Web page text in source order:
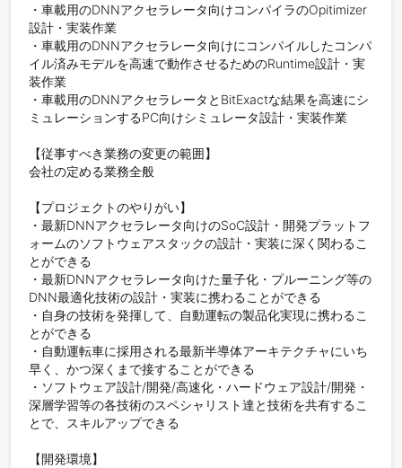
・車載用のDNNアクセラレータ向けコンパイラのOpitimizer
設計・実装作業
・車載用のDNNアクセラレータ向けにコンパイルしたコンパ
イル済みモデルを高速で動作させるためのRuntime設計・実
装作業
・車載用のDNNアクセラレータとBitExactな結果を高速にシ
ミュレーションするPC向けシミュレータ設計・実装作業
【従事すべき業務の変更の範囲】
会社の定める業務全般
【プロジェクトのやりがい】
・最新DNNアクセラレータ向けのSoC設計・開発プラットフ
ォームのソフトウェアスタックの設計・実装に深く関わるこ
とができる
・最新DNNアクセラレータ向けた量子化・プルーニング等の
DNN最適化技術の設計・実装に携わることができる
・自身の技術を発揮して、自動運転の製品化実現に携わるこ
とができる
・自動運転車に採用される最新半導体アーキテクチャにいち
早く、かつ深くまで接することができる
・ソフトウェア設計/開発/高速化・ハードウェア設計/開発・
深層学習等の各技術のスペシャリスト達と技術を共有するこ
とで、スキルアップできる
【開発環境】